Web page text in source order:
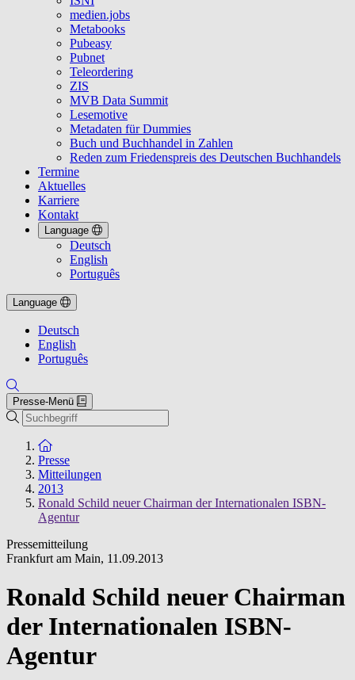
medien.jobs
Metabooks
Pubeasy
Pubnet
Teleordering
ZIS
MVB Data Summit
Lesemotive
Metadaten für Dummies
Buch und Buchhandel in Zahlen
Reden zum Friedenspreis des Deutschen Buchhandels
Termine
Aktuelles
Karriere
Kontakt
Language
Deutsch
English
Português
Language
Deutsch
English
Português
Presse-Menü
Suche
Zur Startseite
Presse
Mitteilungen
2013
Ronald Schild neuer Chairman der Internationalen ISBN-
Agentur
Pressemitteilung
Frankfurt am Main, 11.09.2013
Ronald Schild neuer Chairman
der Internationalen ISBN-
Agentur